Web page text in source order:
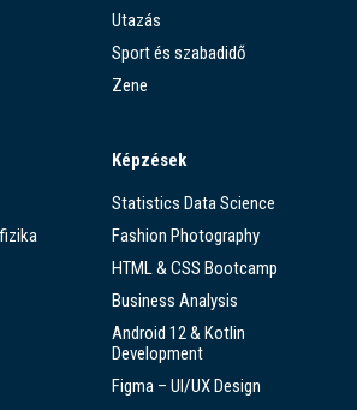
Utazás
Sport és szabadidő
Zene
Képzések
Statistics Data Science
Fashion Photography
HTML & CSS Bootcamp
Business Analysis
Android 12 & Kotlin
Development
Figma – UI/UX Design